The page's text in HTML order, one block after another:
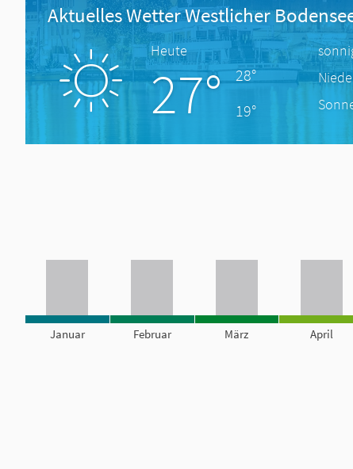
Aktuelles Wetter Westlicher
Heute
27°
28°
19°
Januar Februar März April